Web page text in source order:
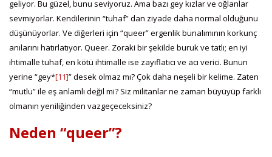
geliyor. Bu güzel, bunu seviyoruz. Ama bazı gey kızlar ve oğlanlar
sevmiyorlar. Kendilerinin “tuhaf” dan ziyade daha normal olduğunu
düşünüyorlar. Ve diğerleri için “queer” ergenlik bunalımının korkunç
anılarını hatırlatıyor. Queer. Zoraki bir şekilde buruk ve tatlı; en iyi
ihtimalle tuhaf, en kötü ihtimalle ise zayıflatıcı ve acı verici. Bunun
yerine “gey*[11]” desek olmaz mı? Çok daha neşeli bir kelime. Zaten
“mutlu” ile eş anlamlı değil mi? Siz militanlar ne zaman büyüyüp farklı
olmanın yeniliğinden vazgeçeceksiniz?
Neden “queer”?